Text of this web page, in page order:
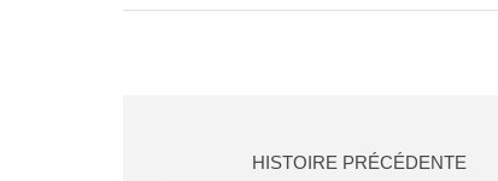
HISTOIRE PRÉCÉDENTE